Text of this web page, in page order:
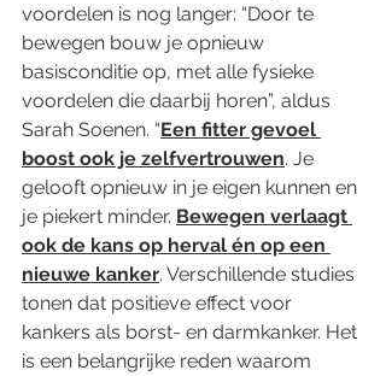
voordelen is nog langer: “Door te
bewegen bouw je opnieuw
basisconditie op, met alle fysieke
voordelen die daarbij horen”, aldus
Sarah Soenen. “Een fitter gevoel
boost ook je zelfvertrouwen. Je
gelooft opnieuw in je eigen kunnen en
je piekert minder. Bewegen verlaagt
ook de kans op herval én op een
nieuwe kanker. Verschillende studies
tonen dat positieve effect voor
kankers als borst- en darmkanker. Het
is een belangrijke reden waarom